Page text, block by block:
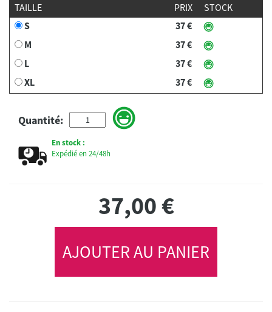
TAILLE
PRIX
STOCK
S
37 €
M
37 €
L
37 €
XL
37 €
Quantité:
En stock :
Expédié en 24/48h
37,00€
AJOUTER AU PANIER